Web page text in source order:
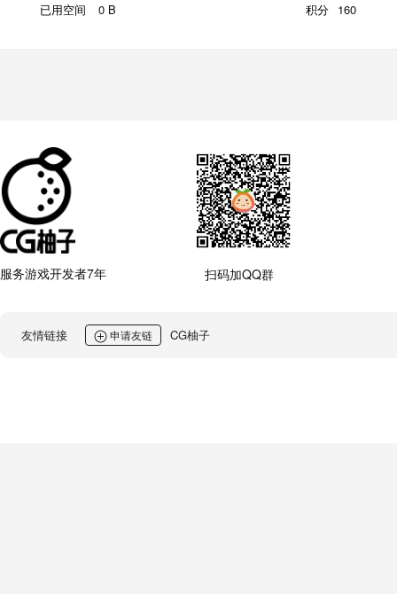
已用空间 0 B 积分 160
服务游戏开发者7年 扫码加QQ群
友情链接 申请友链 CG柚子